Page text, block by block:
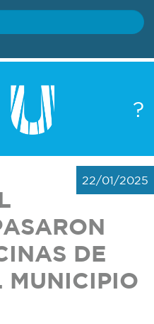
?
22/01/2025
DE
MUNICIPIO